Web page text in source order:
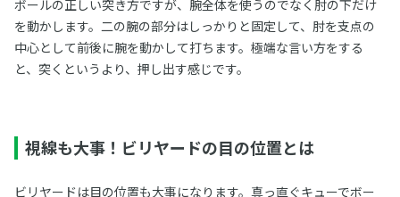
ボールの正しい突き方ですが、腕全体を使うのでなく肘の下だけ
を動かします。二の腕の部分はしっかりと固定して、肘を支点の
中心として前後に腕を動かして打ちます。極端な言い方をする
と、突くというより、押し出す感じです。
視線も大事！ビリヤードの目の位置とは
ビリヤードは目の位置も大事になります。真っ直ぐキューでボー